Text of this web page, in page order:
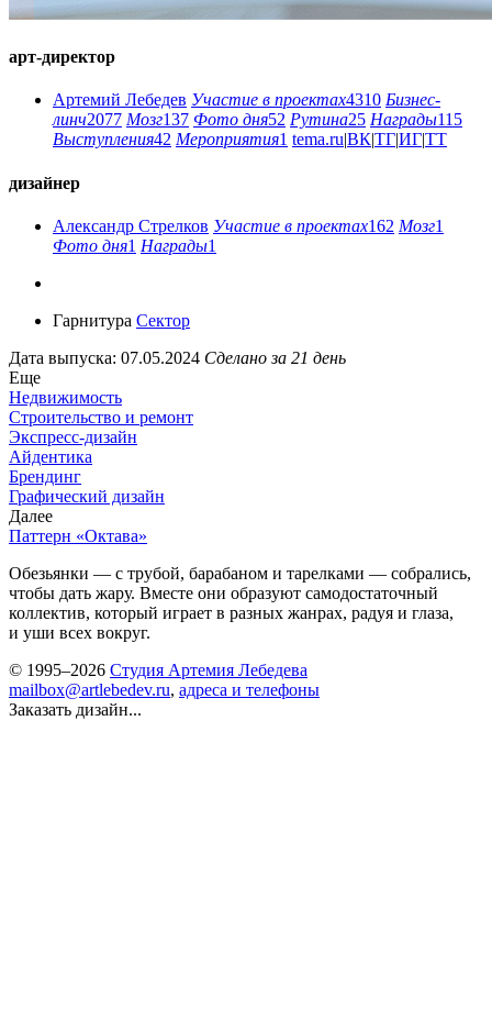
арт-директор
Артемий Лебедев Участие в проектах4310 Бизнес-
линч2077 Мозг137 Фото дня52 Рутина25 Награды115
Выступления42 Мероприятия1 tema.ru|ВК|ТГ|ИГ|ТТ
дизайнер
Александр Стрелков Участие в проектах162 Мозг1
Фото дня1 Награды1
Гарнитура Сектор
Дата выпуска: 07.05.2024 Сделано за 21 день
Еще
Недвижимость
Строительство и ремонт
Экспресс-дизайн
Айдентика
Брендинг
Графический дизайн
Далее
Паттерн «Октава»
Обезьянки — с трубой, барабаном и тарелками — собрались,
чтобы дать жару. Вместе они образуют самодостаточный
коллектив, который играет в разных жанрах, радуя и глаза,
и уши всех вокруг.
© 1995–2026 Студия Артемия Лебедева
mailbox@artlebedev.ru, адреса и телефоны
Заказать дизайн...